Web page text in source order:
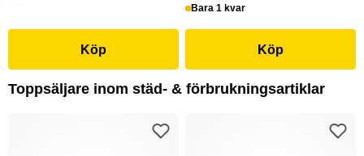
Köp
Bara 1 kvar
Köp
Toppsäljare inom städ- & förbrukningsartiklar